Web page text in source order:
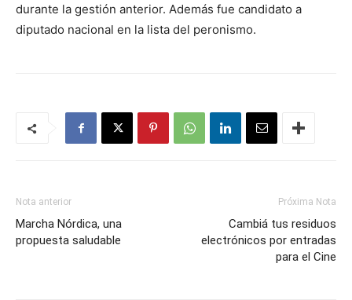
durante la gestión anterior. Además fue candidato a
diputado nacional en la lista del peronismo.
Nota anterior
Marcha Nórdica, una
propuesta saludable
Próxima Nota
Cambiá tus residuos
electrónicos por entradas
para el Cine